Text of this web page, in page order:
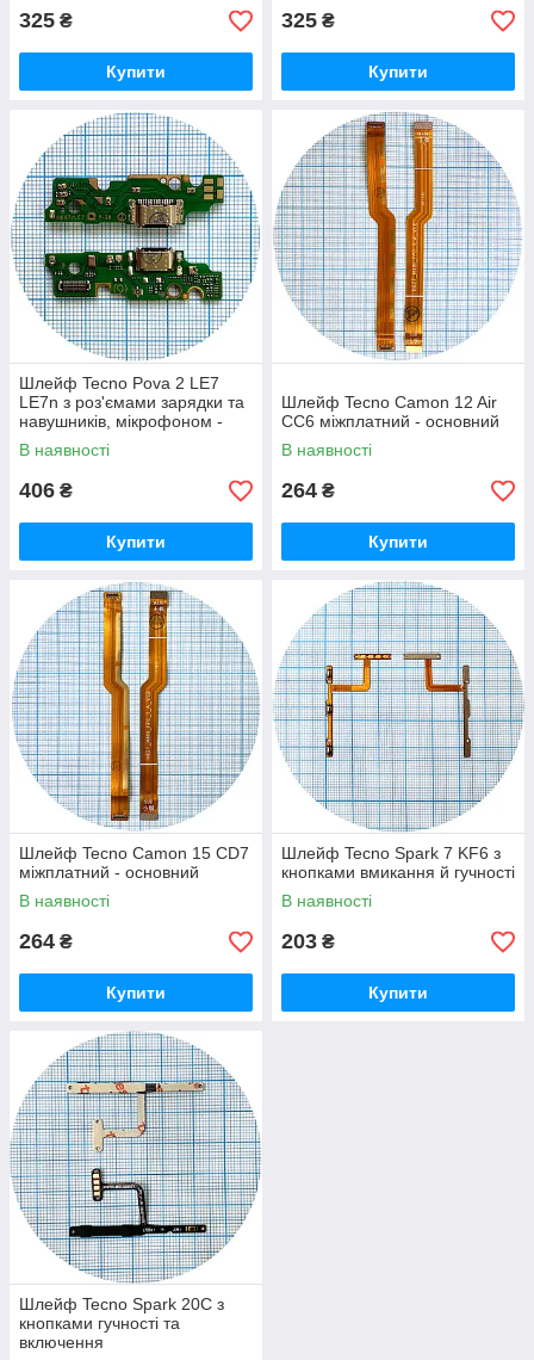
325 ₴
Купити
325 ₴
Купити
Шлейф Tecno Pova 2 LE7
LE7n з роз'ємами зарядки та
навушників, мікрофоном -
нижня плата (AAA)
В наявності
406 ₴
Купити
Шлейф Tecno Camon 12 Air
CC6 міжплатний - основний
В наявності
264 ₴
Купити
Шлейф Tecno Camon 15 CD7
міжплатний - основний
В наявності
264 ₴
Купити
Шлейф Tecno Spark 7 KF6 з
кнопками вмикання й гучності
В наявності
203 ₴
Купити
Шлейф Tecno Spark 20C з
кнопками гучності та
включення